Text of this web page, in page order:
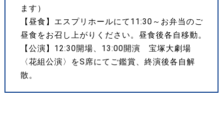
ます）
【昼食】エスプリホールにて11:30～お弁当のご
昼食をお召し上がりください。昼食後各自移動。
【公演】12:30開場、13:00開演 宝塚大劇場
〈花組公演〉をS席にてご鑑賞、終演後各自解
散。